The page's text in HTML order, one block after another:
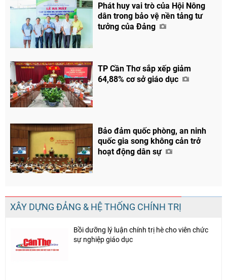
Phát huy vai trò của Hội Nông
dân trong bảo vệ nền tảng tư
tưởng của Đảng
TP Cần Thơ sắp xếp giảm
64,88% cơ sở giáo dục
Bảo đảm quốc phòng, an ninh
quốc gia song không cản trở
hoạt động dân sự
XÂY DỰNG ĐẢNG & HỆ THỐNG CHÍNH TRỊ
Bồi dưỡng lý luận chính trị hè cho viên chức
sự nghiệp giáo dục